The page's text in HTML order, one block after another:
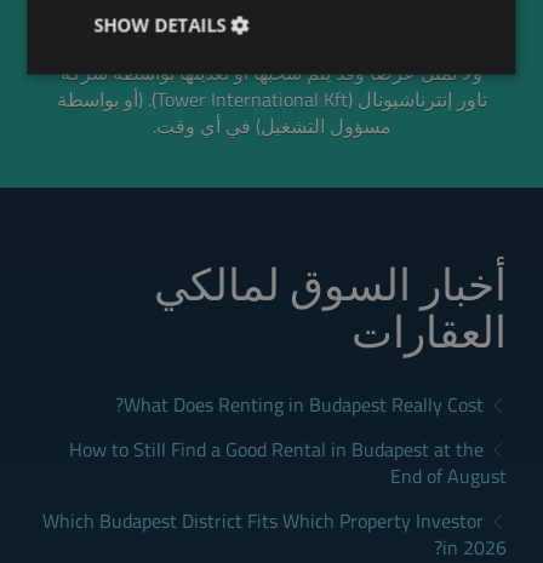
الصور تمثيلية، وأي وصف
ولا تمثل عرضًا وقد يتم سحبها أو تعديلها بواسطة شركة
تاور إنترناشيونال (Tower International Kft). (أو بواسطة
مسؤول التشغيل) في أي وقت.
أخبار السوق لمالكي
العقارات
What Does Renting in Budapest Really Cost?
How to Still Find a Good Rental in Budapest at the
End of August
Which Budapest District Fits Which Property Investor
in 2026?
SHOW DETAILS